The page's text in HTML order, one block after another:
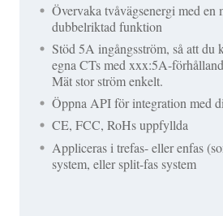
Övervaka tvåvägsenergi med en
dubbelriktad funktion
Stöd 5A ingångsström, så att du
egna CTs med xxx:5A-
Mät stor ström enkelt.
Öppna API för integration med
CE, FCC, RoHs uppfyllda
Appliceras i trefas- eller enfas
system, eller split-fas system